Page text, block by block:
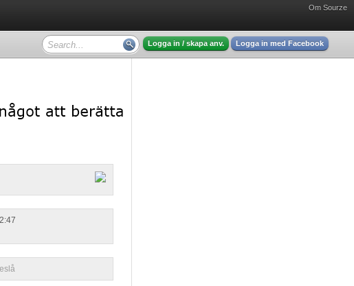
Om Sourze
Logga in / skapa anv. Logga in med Facebook